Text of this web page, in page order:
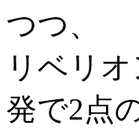
つつ、
リベリ
発で2点